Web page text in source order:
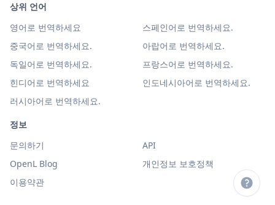
상위 언어
영어로 번역하세요
스페인어로 번역하세요.
중국어로 번역하세요.
아랍어로 번역하세요.
독일어로 번역하세요.
프랑스어로 번역하세요.
힌디어로 번역하세요
인도네시아어로 번역하세요.
러시아어로 번역하세요.
정보
문의하기
API
OpenL Blog
개인정보 보호정책
이용약관